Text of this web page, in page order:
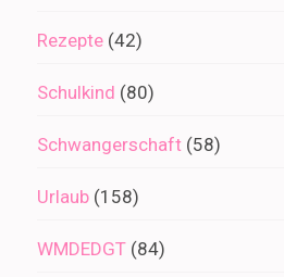
Rezepte (42)
Schulkind (80)
Schwangerschaft (58)
Urlaub (158)
WMDEDGT (84)